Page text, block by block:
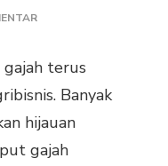
PADA
TERNAK
RUMPUT
SEBAGAI
PELUANG
terus
Banyak
hijauan
gajah